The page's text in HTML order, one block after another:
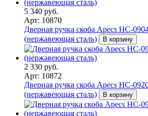
5 340 руб.
Арт: 10870
Дверная ручка скоба Apecs HC-
(нержавеющая сталь)
В корзину
2 330 руб.
Арт: 10872
Дверная ручка скоба Apecs HC-
(нержавеющая сталь)
В корзину